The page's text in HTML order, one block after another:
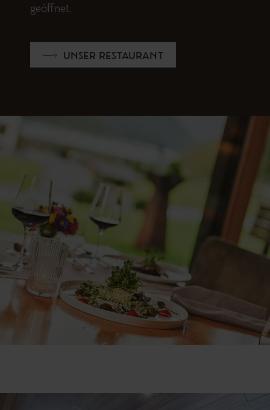
geöffnet.
UNSER RESTAURANT